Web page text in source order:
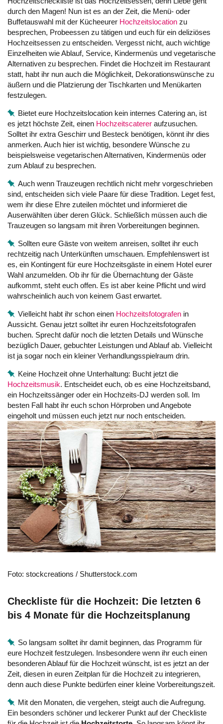
durch den Magen! Nun ist es an der Zeit, die Menü- oder
Buffetauswahl mit der Kücheeurer Hochzeitslocation zu
besprechen, Probeessen zu tätigen und euch für ein deliziöses
Hochzeitsessen zu entscheiden. Vergesst nicht, auch wichtige
Einzelheiten wie Ablauf, Service, Kindermenüs und vegetarische
Alternativen zu besprechen. Findet die Hochzeit im Restaurant
statt, habt ihr nun auch die Möglichkeit, Dekorationswünsche zu
äußern und die Platzierung der Tischkarten und Menükarten
festzulegen.
Bietet eure Hochzeitslocation kein internes Catering an, ist
es jetzt höchste Zeit, einen Hochzeitscaterer aufzusuchen.
Solltet ihr extra Geschirr und Besteck benötigen, könnt ihr dies
anmerken. Auch hier ist wichtig, besondere Wünsche zu
beispielsweise vegetarischen Alternativen, Kindermenüs oder
zum Ablauf zu besprechen.
Auch wenn Trauzeugen rechtlich nicht mehr vorgeschrieben
sind, entscheiden sich viele Paare für diese Tradition. Leget fest,
wem ihr diese Ehre zuteilen möchtet und informieret die
Auserwählten über deren Glück. Schließlich müssen auch die
Trauzeugen so langsam mit ihren Vorbereitungen beginnen.
Sollten eure Gäste von weitem anreisen, solltet ihr euch
rechtzeitig nach Unterkünften umschauen. Empfehlenswert ist
es, ein Kontingent für eure Hochzeitsgäste in einem Hotel eurer
Wahl anzumelden. Ob ihr für die Übernachtung der Gäste
aufkommt, steht euch offen. Es ist aber keine Pflicht und wird
wahrscheinlich auch von keinem Gast erwartet.
Vielleicht habt ihr schon einen Hochzeitsfotografen in
Aussicht. Genau jetzt solltet ihr euren Hochzeitsfotografen
buchen. Sprecht dafür noch die letzten Details und Wünsche
bezüglich Dauer, gebuchter Leistungen und Ablauf ab. Vielleicht
ist ja sogar noch ein kleiner Verhandlungsspielraum drin.
Keine Hochzeit ohne Unterhaltung: Bucht jetzt die
Hochzeitsmusik. Entscheidet euch, ob es eine Hochzeitsband,
ein Hochzeitssänger oder ein Hochzeits-DJ werden soll. Im
besten Fall habt ihr euch schon Hörproben und Angebote
eingeholt und müssen euch jetzt nur noch entscheiden.
Foto: stockcreations / Shutterstock.com
Checkliste für die Hochzeit: Die letzten 6
bis 4 Monate für die Hochzeitsplanung
So langsam solltet ihr damit beginnen, das Programm für
eure Hochzeit festzulegen. Insbesondere wenn ihr euch einen
besonderen Ablauf für die Hochzeit wünscht, ist es jetzt an der
Zeit, diesen in euren Zeitplan für die Hochzeit zu integrieren,
denn auch diese Punkte bedürfen einer kleine Vorbereitungszeit.
Mit den Monaten, die vergehen, steigt auch die Aufregung.
Ein besonders schöner und leckerer Punkt auf der Checkliste